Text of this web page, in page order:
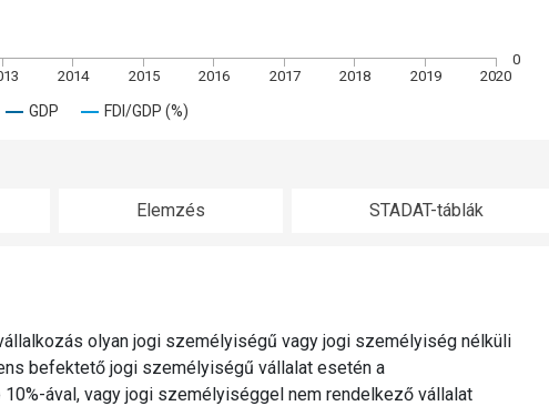
GDP FDI/GDP (%)
2014 2015 2016 2017 2018 2019 2020
0
Elemzés STADAT-táblák
olyan jogi személyiségű vagy jogi személyiség nélküli
befektető jogi személyiségű vállalat esetén a
ával, vagy jogi személyiséggel nem rendelkező vállalat